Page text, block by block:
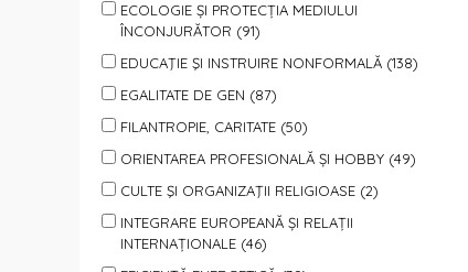
ECOLOGIE ȘI PROTECȚIA MEDIULUI
ÎNCONJURĂTOR (91)
EDUCAŢIE ŞI INSTRUIRE NONFORMALĂ (138)
EGALITATE DE GEN (87)
FILANTROPIE, CARITATE (50)
ORIENTAREA PROFESIONALĂ ȘI HOBBY (49)
CULTE ŞI ORGANIZAŢII RELIGIOASE (2)
INTEGRARE EUROPEANĂ ȘI RELAȚII
INTERNAȚIONALE (46)